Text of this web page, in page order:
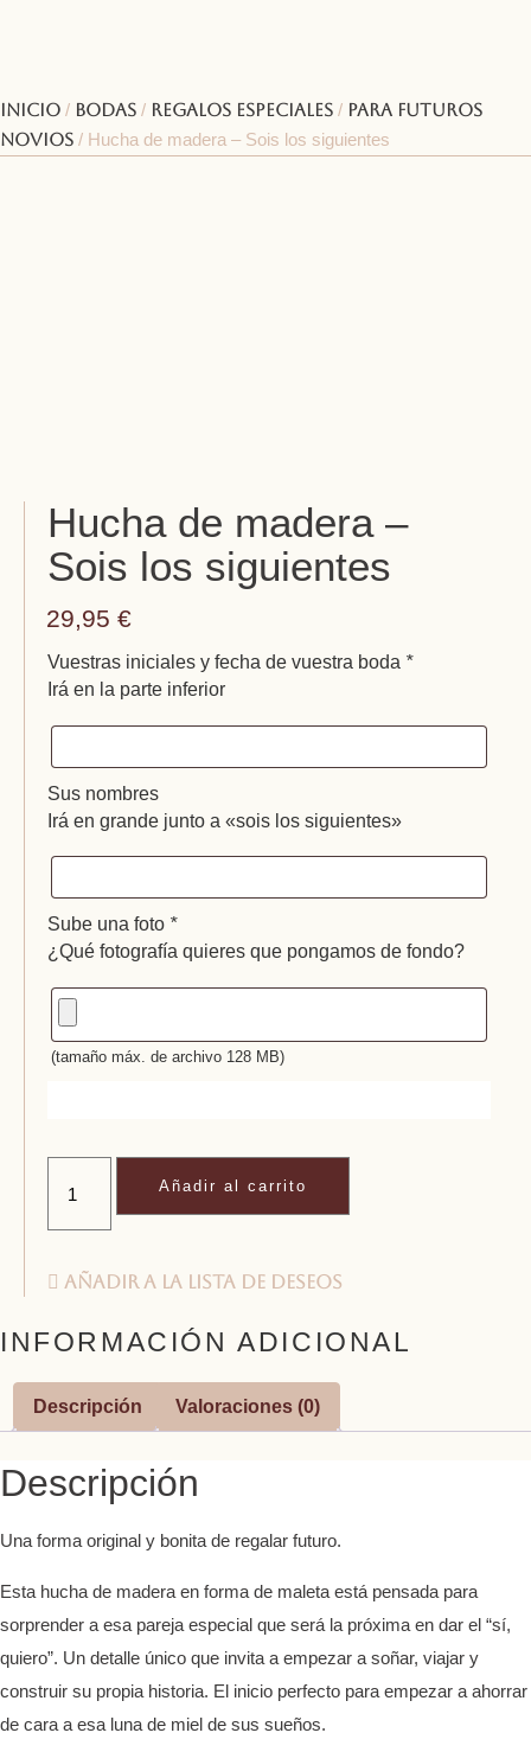
Inicio / Bodas / Regalos especiales / Para futuros
novios / Hucha de madera – Sois los siguientes
Hucha de madera –
Sois los siguientes
29,95 €
Vuestras iniciales y fecha de vuestra boda *
Irá en la parte inferior
Sus nombres
Irá en grande junto a «sois los siguientes»
Sube una foto *
¿Qué fotografía quieres que pongamos de fondo?
(tamaño máx. de archivo 128 MB)
Hucha
madera
siguientes
Añadir al carrito
Añadir a la lista de deseos
INFORMACIÓN ADICIONAL
Descripción Valoraciones (0)
Descripción
Una forma original y bonita de regalar futuro.
Esta hucha de madera en forma de maleta está pensada para
sorprender a esa pareja especial que será la próxima en dar el “sí,
quiero”. Un detalle único que invita a empezar a soñar, viajar y
construir su propia historia. El inicio perfecto para empezar a ahorrar
de cara a esa luna de miel de sus sueños.